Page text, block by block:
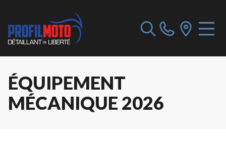
ÉQUIPEMENT
MÉCANIQUE 2026